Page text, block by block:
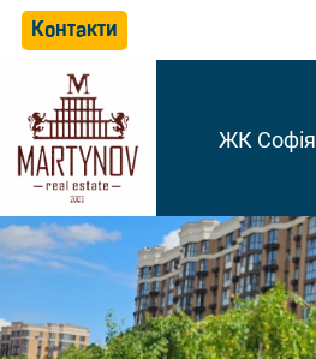
Контакти
ЖК Софія